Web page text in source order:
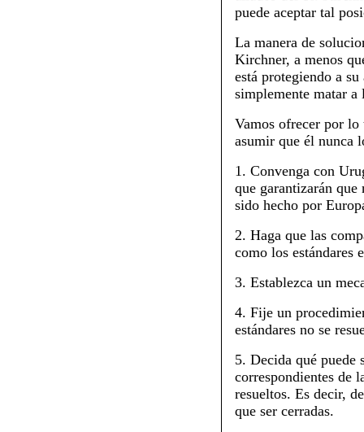
puede aceptar tal
La manera de
Kirchner, a menos
está protegiendo a
simplemente matar a
Vamos ofrecer por
asumir que él nunca
1. Convenga con
que garantizarán
sido hecho por
2. Haga que las
como los estándares
3. Establezca un
4. Fije un
estándares no se
5. Decida qué puede
correspondientes de
resueltos. Es decir,
que ser cerradas.